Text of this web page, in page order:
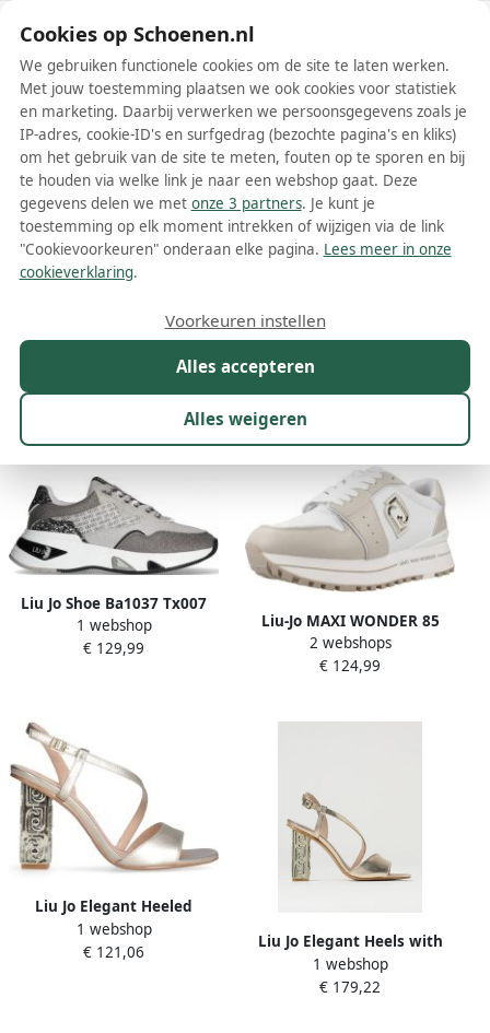
Schoenen.nl
Wis filters Alle filters
Grijze Liu Jo schoenen
Meer lezen
Model Kleur
62 resultaten:
Liu Jo Shoe Ba1037 Tx007
00054 Grijs Dames
1 webshop
€ 129,99
Liu-Jo MAXI WONDER 85
Lichtbruin
2 webshops
€ 124,99
Liu Jo Elegant Heeled
Sandals with Ankle Strap
Closure for Formal or Casual
1 webshop
€ 121,06
Liu Jo Elegant Heels with
Ankle Strap and Stylish Heel
Wo Grey
1 webshop
€ 179,22
Cookies op Schoenen.nl
We gebruiken functionele cookies om de site te laten werken.
Met jouw toestemming plaatsen we ook cookies voor statistiek
en marketing. Daarbij verwerken we persoonsgegevens zoals je
IP-adres, cookie-ID's en surfgedrag (bezochte pagina's en kliks)
om het gebruik van de site te meten, fouten op te sporen en bij
te houden via welke link je naar een webshop gaat. Deze
gegevens delen we met onze 3 partners. Je kunt je
toestemming op elk moment intrekken of wijzigen via de link
"Cookievoorkeuren" onderaan elke pagina. Lees meer in onze
cookieverklaring.
Alles accepteren
Alles weigeren
Voorkeuren instellen